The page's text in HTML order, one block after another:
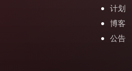
计划
博客
公告